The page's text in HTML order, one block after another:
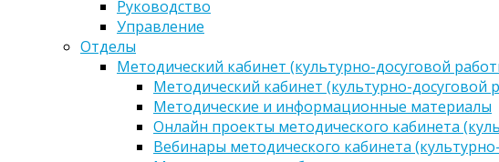
Руководство
Управление
Отделы
Методический кабинет (культурно-досуговой
Методический кабинет (культурно-досуговой
Методические и информационные материалы
Онлайн проекты методического кабинета
Вебинары методического кабинета